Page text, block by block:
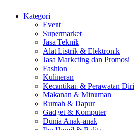
Kategori
Event
Supermarket
Jasa Teknik
Alat Listrik & Elektronik
Jasa Marketing dan Promosi
Fashion
Kulineran
Kecantikan & Perawatan Diri
Makanan & Minuman
Rumah & Dapur
Gadget & Komputer
Dunia Anak-anak